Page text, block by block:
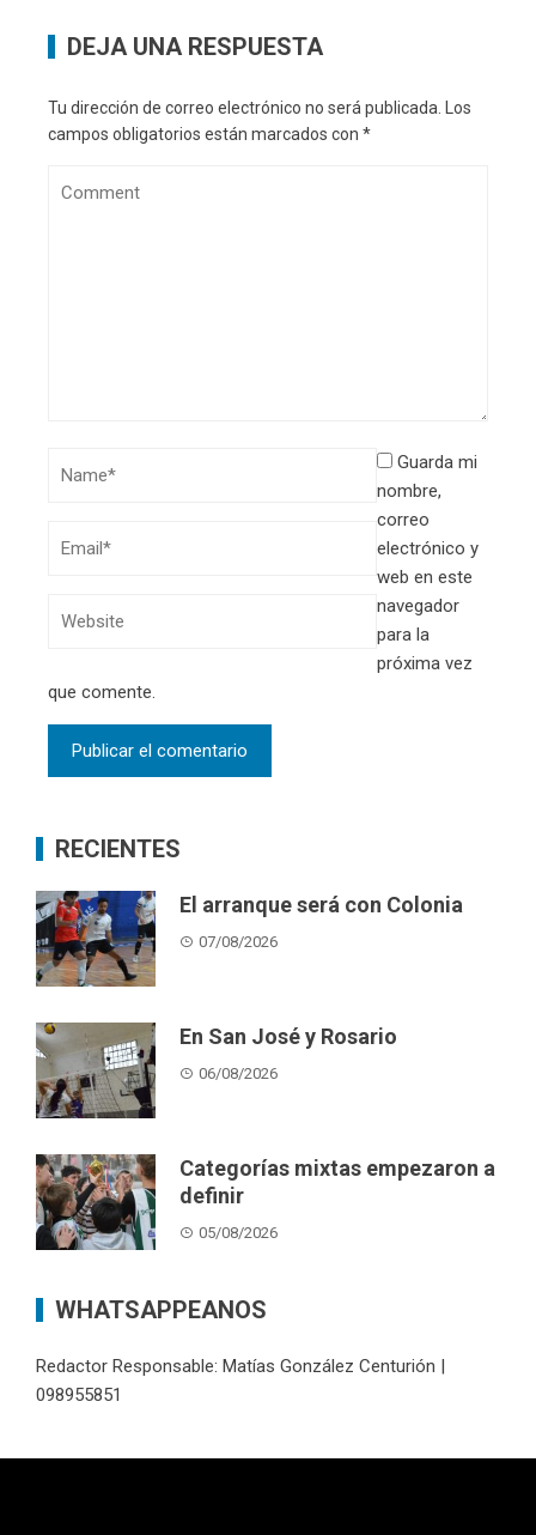
DEJA UNA RESPUESTA
Tu dirección de correo electrónico no será publicada.
Los
campos obligatorios están marcados con *
Guarda mi
nombre,
correo
electrónico y
web en este
navegador
para la
próxima vez
que comente.
RECIENTES
El arranque será con Colonia
07/08/2026
En San José y Rosario
06/08/2026
Categorías mixtas empezaron a
definir
05/08/2026
WHATSAPPEANOS
Redactor Responsable: Matías González Centurión |
098955851